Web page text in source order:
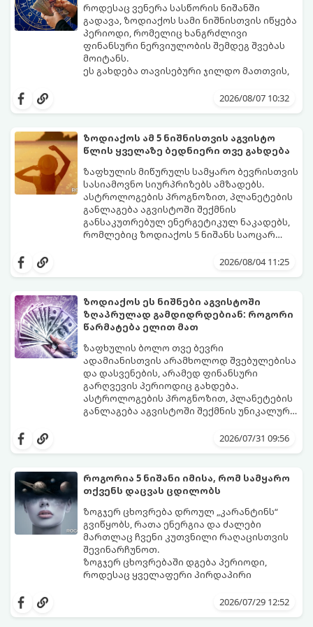
როდესაც ვენერა სასწორის ნიშანში
გადავა, ზოდიაქოს სამი ნიშნისთვის იწყება
პერიოდი, რომელიც ხანგრძლივი
ფინანსური ნერვიულობის შემდეგ შვებას
მოიტანს.
ეს გახდება თავისებური ჯილდო მათთვის,
იჩენდა და სირთულეების მიუხედავად წინ
სურვილების გადადებასა და ხარჯების
მკაცრ კონტროლს. თუმცა, ახლა სიტუაცია
თანდათან შეიცვლება.
პრობლემები, რომლებიც უსასრულო
გეგონათ, უკან დაიხევს, ამასთან ერთად კი
გაჩნდება მეტი ნდობა მომავლის მიმართ.
რთული პერიოდის შემდეგ ეს ნიშნები
შეძლებენ ამოისუნთქონ და დაინახონ
ახალი შესაძლებლობები.
2026/08/07 10:32
ზოდიაქოს ამ 5 ნიშნისთვის აგვისტო
წლის ყველაზე ბედნიერი თვე გახდება
ზაფხულის მიწურულს სამყარო ბევრისთვის
სასიამოვნო სიურპრიზებს ამზადებს.
ასტროლოგების პროგნოზით, პლანეტების
განლაგება აგვისტოში შექმნის
განსაკუთრებულ ენერგეტიკულ ნაკადებს,
რომლებიც ზოდიაქოს 5 ნიშანს საოცარ
ყველაზე ბედნიერი თვე აღმოჩნდება.
2026/08/04 11:25
ზოდიაქოს ეს ნიშნები აგვისტოში
ზღაპრულად გამდიდრდებიან: როგორი
წარმატება ელით მათ
ზაფხულის ბოლო თვე ბევრი
ადამიანისთვის არამხოლოდ შვებულებისა
და დასვენების, არამედ ფინანსური
გარღვევის პერიოდიც გახდება.
ასტროლოგების პროგნოზით, პლანეტების
განლაგება აგვისტოში შექმნის უნიკალურ
ზოდიაქოს 4 ნიშანს ფინანსური წარმატების
შორის, ვისაც აგვისტოში ფინანსური
2026/07/31 09:56
როგორია 5 ნიშანი იმისა, რომ სამყარო
თქვენს დაცვას ცდილობს
ზოგჯერ ცხოვრება დროულ „კარანტინს“
გვიწყობს, რათა ენერგია და ძალები
მართლაც ჩვენი კუთვნილი რაღაცისთვის
შევინარჩუნოთ.
ზოგჯერ ცხოვრებაში დგება პერიოდი,
როდესაც ყველაფერი პირდაპირი
იშლება მნიშვნელოვანი გარიგებები,
2026/07/29 12:52